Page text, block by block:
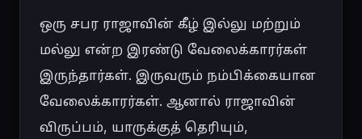
ஒரு சபர ராஜாவின் கீழ் இல்லு மற்றும்
மல்லு என்ற இரண்டு வேலைக்காரர்கள்
இருந்தார்கள். இருவரும் நம்பிக்கையான
வேலைக்காரர்கள். ஆனால் ராஜாவின்
விருப்பம், யாருக்குத் தெரியும்,